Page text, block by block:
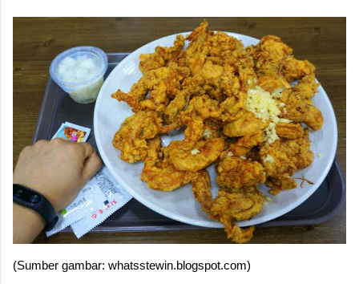
(Sumber gambar: whatsstewin.blogspot.com)